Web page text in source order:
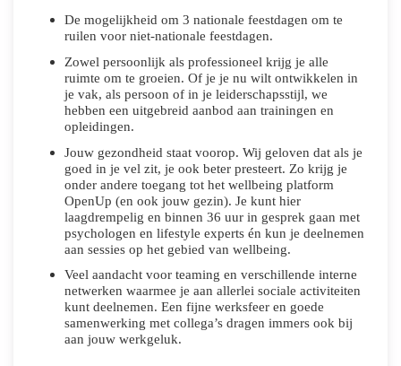
De mogelijkheid om 3 nationale feestdagen om te
ruilen voor niet-nationale feestdagen.
Zowel persoonlijk als professioneel krijg je alle
ruimte om te groeien. Of je je nu wilt ontwikkelen in
je vak, als persoon of in je leiderschapsstijl, we
hebben een uitgebreid aanbod aan trainingen en
opleidingen.
Jouw gezondheid staat voorop. Wij geloven dat als je
goed in je vel zit, je ook beter presteert. Zo krijg je
onder andere toegang tot het wellbeing platform
OpenUp (en ook jouw gezin). Je kunt hier
laagdrempelig en binnen 36 uur in gesprek gaan met
psychologen en lifestyle experts én kun je deelnemen
aan sessies op het gebied van wellbeing.
Veel aandacht voor teaming en verschillende interne
netwerken waarmee je aan allerlei sociale activiteiten
kunt deelnemen. Een fijne werksfeer en goede
samenwerking met collega’s dragen immers ook bij
aan jouw werkgeluk.